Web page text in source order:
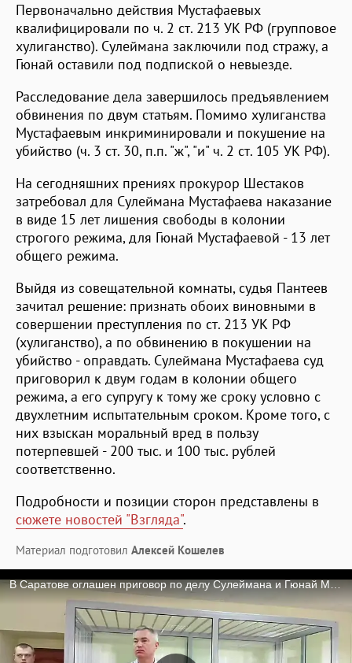
Первоначально действия Мустафаевых
квалифицировали по ч. 2 ст. 213 УК РФ (групповое
хулиганство). Сулеймана заключили под стражу, а
Гюнай оставили под подпиской о невыезде.
Расследование дела завершилось предъявлением
обвинения по двум статьям. Помимо хулиганства
Мустафаевым инкриминировали и покушение на
убийство (ч. 3 ст. 30, п.п. "ж", "и" ч. 2 ст. 105 УК РФ).
На сегодняшних прениях прокурор Шестаков
затребовал для Сулеймана Мустафаева наказание
в виде 15 лет лишения свободы в колонии
строгого режима, для Гюнай Мустафаевой - 13 лет
общего режима.
Выйдя из совещательной комнаты, судья Пантеев
зачитал решение: признать обоих виновными в
совершении преступления по ст. 213 УК РФ
(хулиганство), а по обвинению в покушении на
убийство - оправдать. Сулеймана Мустафаева суд
приговорил к двум годам в колонии общего
режима, а его супругу к тому же сроку условно с
двухлетним испытательным сроком. Кроме того, с
них взыскан моральный вред в пользу
потерпевшей - 200 тыс. и 100 тыс. рублей
соответственно.
Подробности и позиции сторон представлены в
сюжете новостей "Взгляда".
Материал подготовил Алексей Кошелев